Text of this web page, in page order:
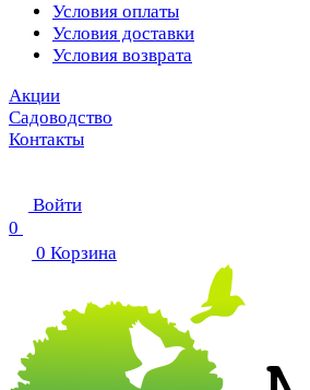
Условия оплаты
Условия доставки
Условия возврата
Акции
Садоводство
Контакты
Войти
0
0 Корзина